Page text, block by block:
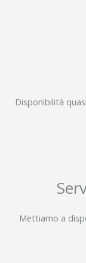
Disponibilità
Mettiamo a